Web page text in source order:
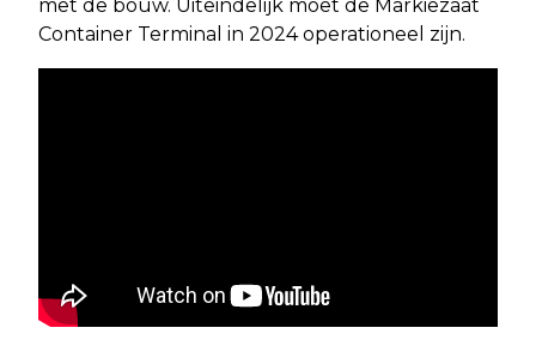
met de bouw. Uiteindelijk moet de Markiezaat
Container Terminal in 2024 operationeel zijn.